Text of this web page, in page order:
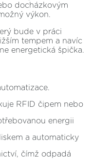
docházkovým
výkon.
bude v práci
tempem a navíc
energetická špička.
RFID čipem nebo
energii
a automaticky
čímž odpadá